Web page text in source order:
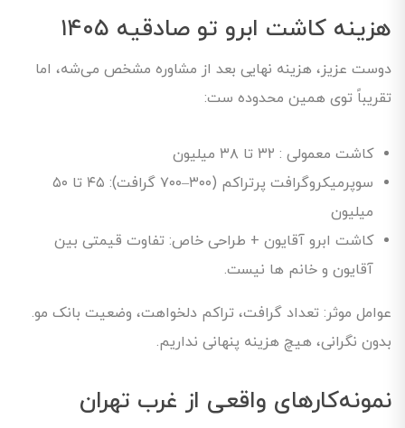
هزینه کاشت ابرو تو صادقیه ۱۴۰۵
دوست عزیز، هزینه نهایی بعد از مشاوره مشخص می‌شه، اما
تقریباً توی همین محدوده ست:
کاشت معمولی : ۳۲ تا ۳۸ میلیون
سوپرمیکروگرافت پرتراکم (۳۰۰–۷۰۰ گرافت): ۴۵ تا ۵۰
میلیون
کاشت ابرو آقایون + طراحی خاص: تفاوت قیمتی بین
آقایون و خانم ها نیست.
عوامل موثر: تعداد گرافت، تراکم دلخواهت، وضعیت بانک مو.
بدون نگرانی، هیچ هزینه پنهانی نداریم.
نمونه‌کارهای واقعی از غرب تهران